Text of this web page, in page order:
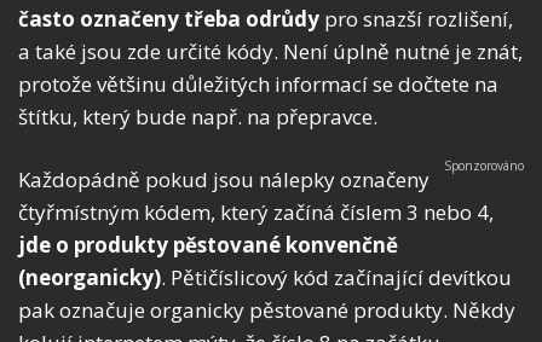
často označeny třeba odrůdy pro snazší rozlišení,
a také jsou zde určité kódy. Není úplně nutné je znát,
protože většinu důležitých informací se dočtete na
štítku, který bude např. na přepravce.
Každopádně pokud jsou nálepky označeny
čtyřmístným kódem, který začíná číslem 3 nebo 4,
jde o produkty pěstované konvenčně
(neorganicky). Pětičíslicový kód začínající devítkou
pak označuje organicky pěstované produkty. Někdy